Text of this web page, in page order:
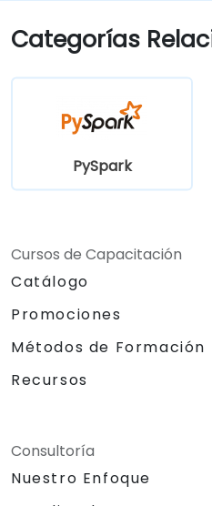
Categorías
PySpark
Cursos de Capacitación
Catálogo
Promociones
Métodos de Formación
Recursos
Consultoría
Nuestro Enfoque